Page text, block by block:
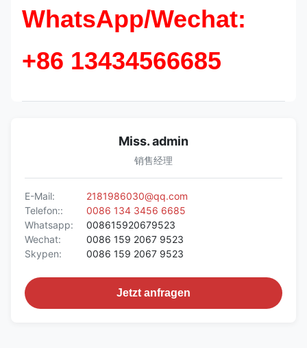
WhatsApp/Wechat:
+86 13434566685
Miss. admin
销售经理
E-Mail:
2181986030@qq.com
Telefon::
0086 134 3456 6685
Whatsapp:
008615920679523
Wechat:
0086 159 2067 9523
Skypen:
0086 159 2067 9523
Jetzt anfragen